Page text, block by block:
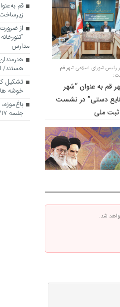
رئیس شورای اسلامی شهر قم
قم به عنوان “شهر
دستی” در نشست
ملی
شد.
قم
از
مدارس
هستند/
تشکیل
خوشه
جلسه ۲۱۷ شورای اسلامی شهر قم